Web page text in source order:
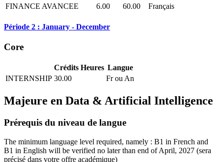
FINANCE AVANCEE
6.00 60.00 Français
Période 2 : January - December
Core
Crédits Heures Langue
INTERNSHIP 30.00 Fr ou An
Majeure en Data & Artificial Intelligence
Prérequis du niveau de langue
The minimum language level required, namely : B1 in French and
B1 in English will be verified no later than end of April, 2027 (sera
précisé dans votre offre académique)